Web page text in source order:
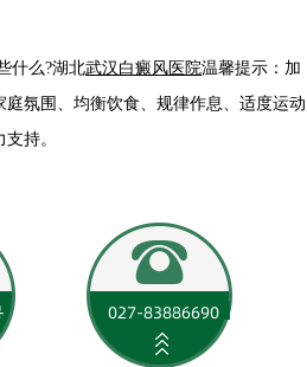
什么?湖北武汉白癜风医院温馨提示：加
氛围、均衡饮食、规律作息、适度运动
持。